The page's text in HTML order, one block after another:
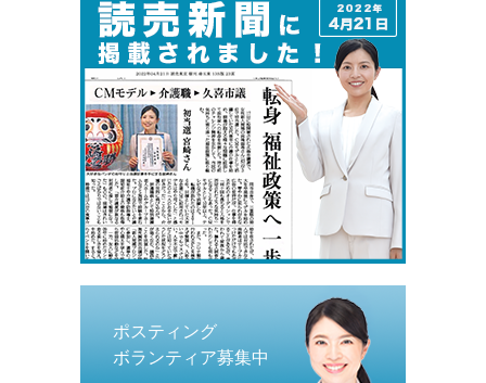
ポスティング
ボランティア募集中